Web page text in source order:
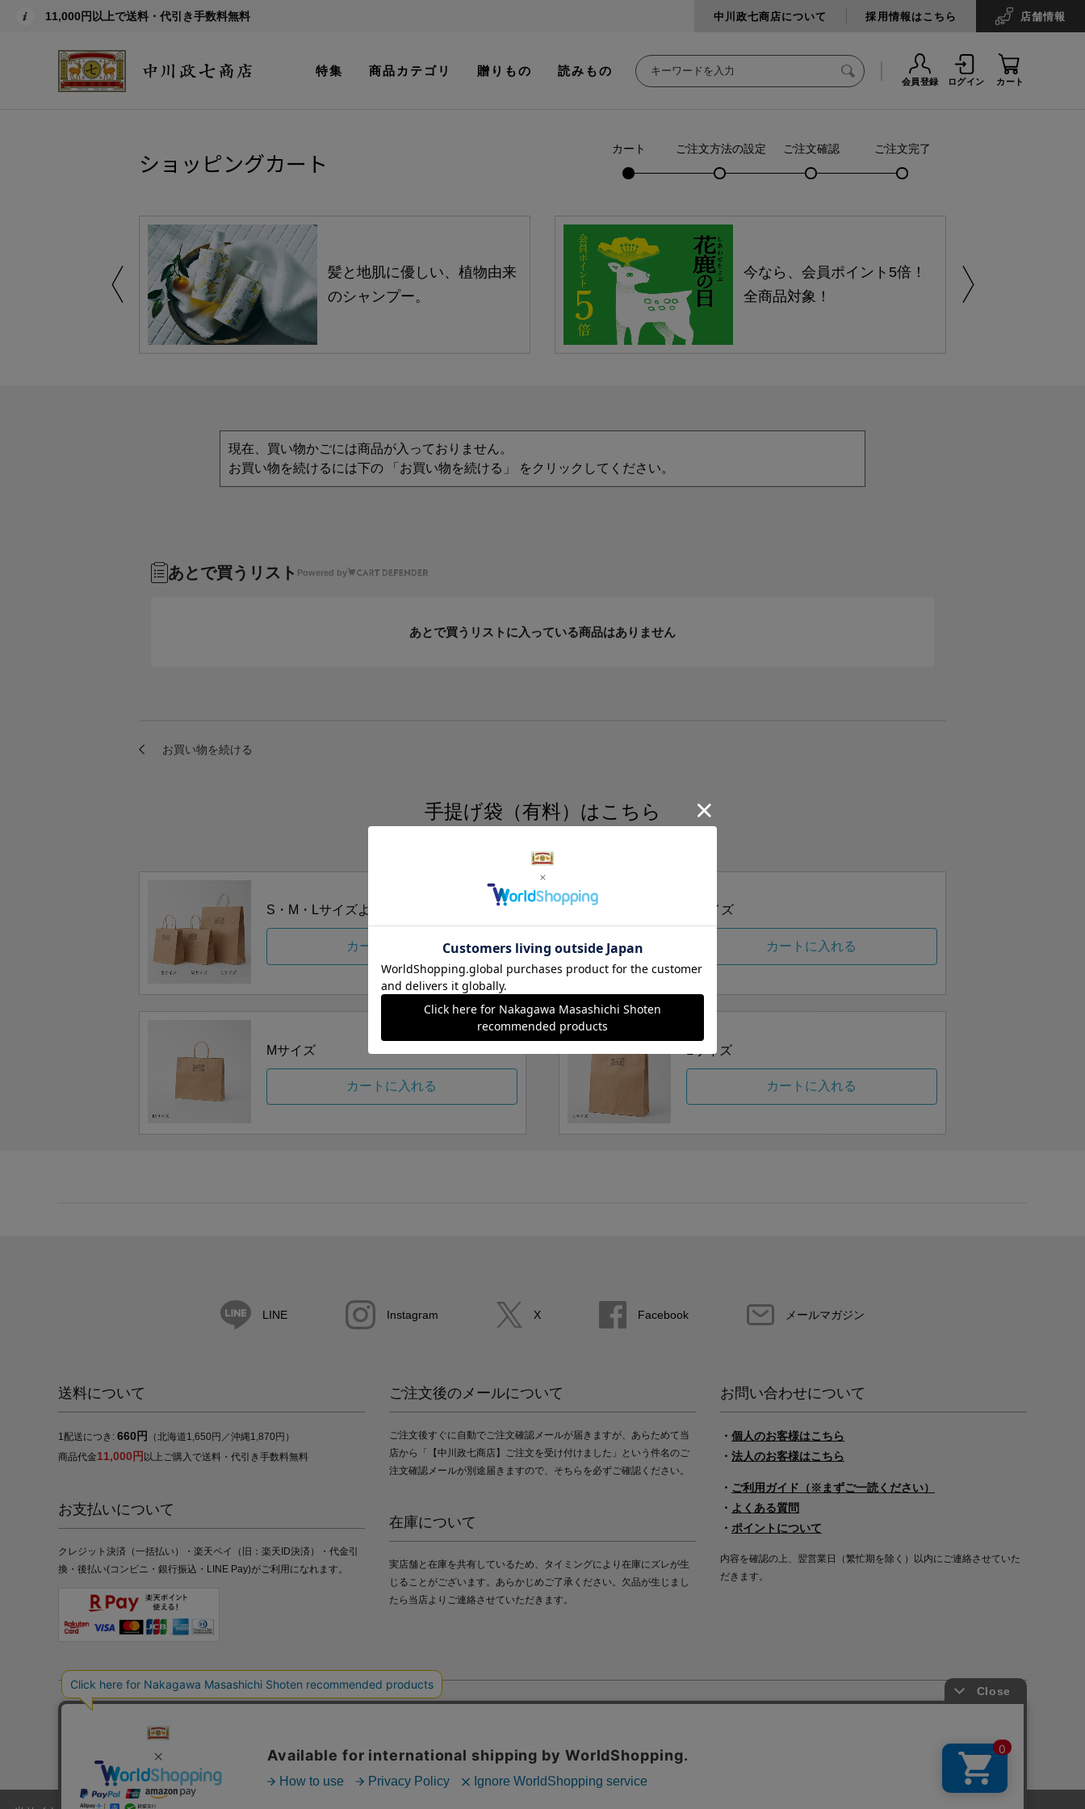
11,000円以上で送料・代引き手数料無料 中川政七商店について 採用情報はこちら 店舗情報
特集 商品カテゴリ 贈りもの 読みもの
会員登録 ログイン カート
ショッピングカート カート ご注文方法の設定 ご注文確認 ご注文完了
髪と地肌に優しい、植物由来
のシャンプー。
今なら、会員ポイント5倍！
全商品対象！
現在、買い物かごには商品が入っておりません。
お買い物を続けるには下の 「お買い物を続ける」 をクリックしてください。
あとで買うリスト Powered by
あとで買うリストに入っている商品はありません
手提げ袋（有料）はこちら
S・M・Lの3つサイズをご用意しております。
S・M・Lサイズより当店にお任せ
カートに入れる
Sサイズ
カートに入れる
Mサイズ
カートに入れる
Lサイズ
カートに入れる
LINE Instagram X Facebook メールマガジン
送料について
1配送につき: 660円
（北海道1,650円／沖縄1,870円）
商品代金11,000円 以上ご購入で送料・代引き手数料無料
お支払いについて
クレジット決済（一括払い）・楽天ペイ（旧：楽天ID決済）・代金引
換・後払い(コンビニ・銀行振込・LINE Pay)がご利用になれます。
ご注文後のメールについて
ご注文後すぐに自動でご注文確認メールが届きますが、あらためて当
店から「【中川政七商店】ご注文を受け付けました」という件名のご
注文確認メールが別途届きますので、そちらを必ずご確認ください。
在庫について
実店舗と在庫を共有しているため、タイミングにより在庫にズレが生
じることがございます。あらかじめご了承ください。欠品が生じまし
たら当店よりご連絡させていただきます。
お問い合わせについて
・ 個人のお客様はこちら
・ 法人のお客様はこちら
・ ご利用ガイド（※まずご一読ください）
・ よくある質問
・ ポイントについて
内容を確認の上、翌営業日（繁忙期を除く）以内にご連絡させていた
だきます。
プライバシーポリシー